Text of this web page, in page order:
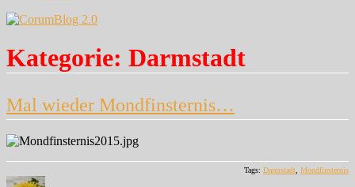
Kategorie: Darmstadt
Mal wieder Mondfinsternis…
Tags: Darmstadt Mondfinsternis